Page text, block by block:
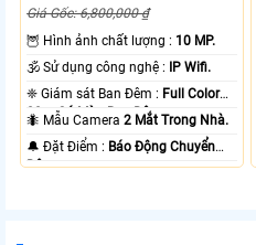
Giá Gốc: 6,800,000 ₫
🦉 Hình ảnh chất lượng : 10 MP.
🕉️ Sử dụng công nghệ : IP Wifi.
❈ Giám sát Ban Đêm : Full Color
20m Có Màu Ban Ðêm.
🐜 Mẫu Camera2 Mắt Trong Nhà.
️🔔 Đặt Điểm : Báo Động Chuyển
Động.